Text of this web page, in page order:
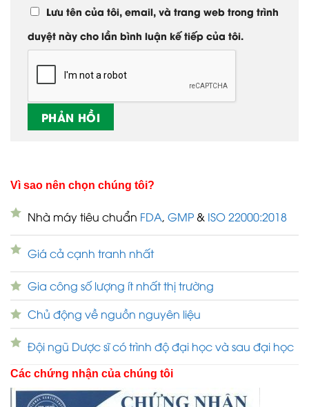
Lưu tên của tôi, email, và trang web trong trình
duyệt này cho lần bình luận kế tiếp của tôi.
Vì sao nên chọn chúng tôi?
Nhà máy tiêu chuẩn FDA, GMP & ISO 22000:2018
Giá cả cạnh tranh nhất
Gia công số lượng ít nhất thị trường
Chủ động về nguồn nguyên liệu
Đội ngũ Dược sĩ có trình độ đại học và sau đại học
Các chứng nhận của chúng tôi